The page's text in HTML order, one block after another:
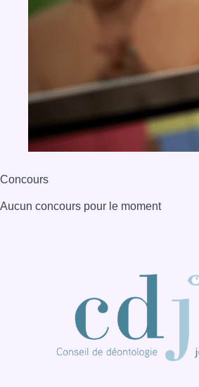
Concours
Aucun concours pour le moment